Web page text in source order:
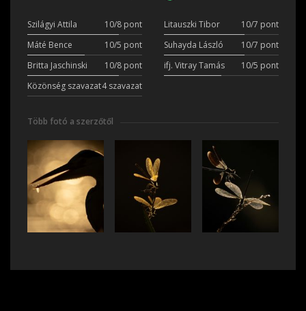
Szilágyi Attila 10/8 pont Litauszki Tibor
10/7 pont
Máté Bence
10/5 pont Suhayda László
10/7 pont
Britta Jaschinski
10/8 pont ifj. Vitray Tamás
10/5 pont
Közönség szavazat4 szavazat
Több fotó a szerzőtől